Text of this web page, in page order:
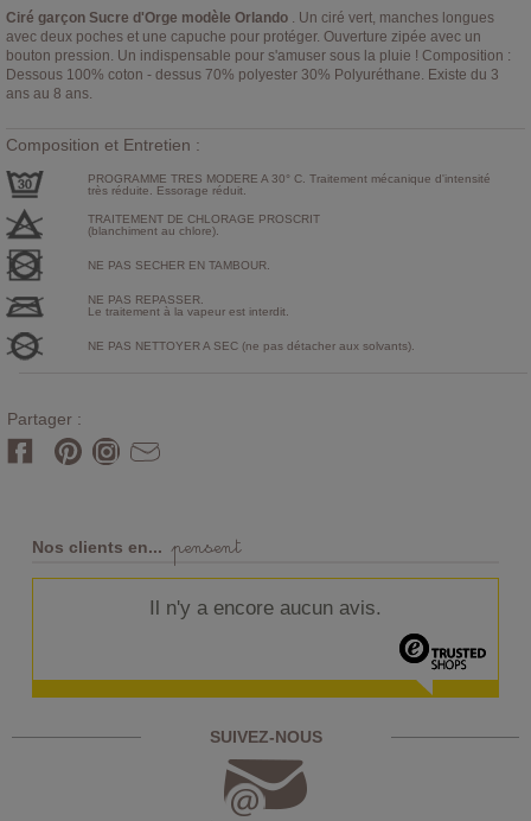
Ciré garçon Sucre d'Orge modèle Orlando . Un ciré vert, manches longues
avec deux poches et une capuche pour protéger. Ouverture zipée avec un
bouton pression. Un indispensable pour s'amuser sous la pluie ! Composition :
Dessous 100% coton - dessus 70% polyester 30% Polyuréthane. Existe du 3
ans au 8 ans.
Composition et Entretien :
PROGRAMME TRES MODERE A 30° C. Traitement mécanique d'intensité
très réduite. Essorage réduit.
TRAITEMENT DE CHLORAGE PROSCRIT
(blanchiment au chlore).
NE PAS SECHER EN TAMBOUR.
NE PAS REPASSER.
Le traitement à la vapeur est interdit.
NE PAS NETTOYER A SEC (ne pas détacher aux solvants).
Partager :
Nos clients en... pensent
Il n'y a encore aucun avis.
SUIVEZ-NOUS